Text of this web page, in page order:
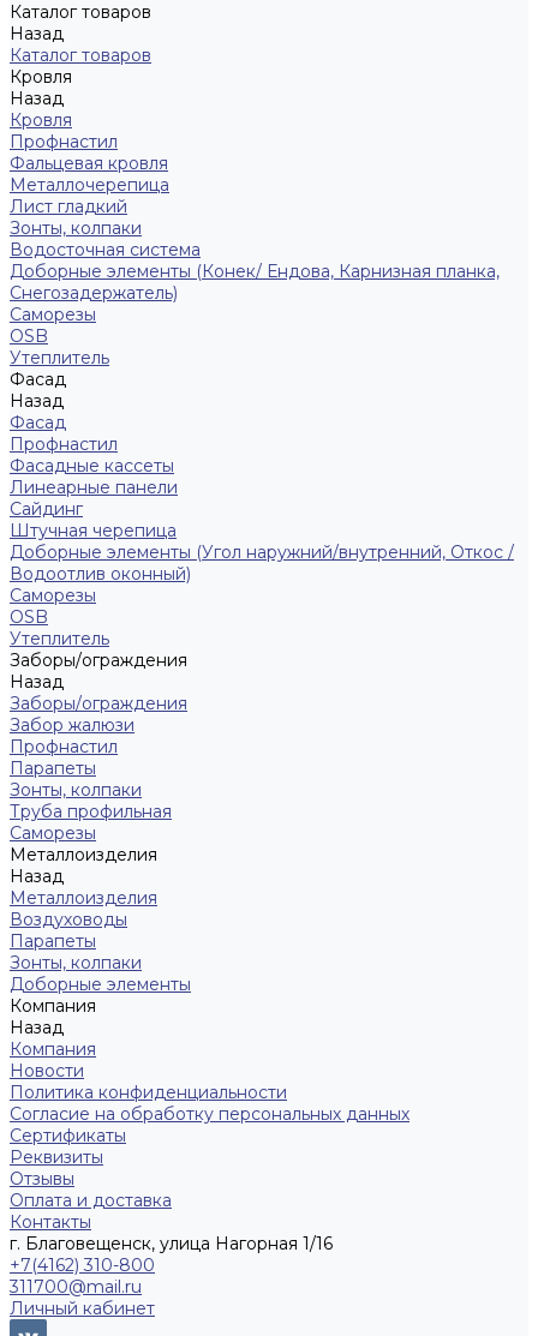
Каталог товаров
Назад
Каталог товаров
Кровля
Назад
Кровля
Профнастил
Фальцевая кровля
Металлочерепица
Лист гладкий
Зонты, колпаки
Водосточная система
Доборные элементы (Конек/ Ендова, Карнизная планка,
Снегозадержатель)
Саморезы
ОSB
Утеплитель
Фасад
Назад
Фасад
Профнастил
Фасадные кассеты
Линеарные панели
Сайдинг
Штучная черепица
Доборные элементы (Угол наружний/внутренний, Откос /
Водоотлив оконный)
Саморезы
OSB
Утеплитель
Заборы/ограждения
Назад
Заборы/ограждения
Забор жалюзи
Профнастил
Парапеты
Зонты, колпаки
Труба профильная
Саморезы
Металлоизделия
Назад
Металлоизделия
Воздуховоды
Парапеты
Зонты, колпаки
Доборные элементы
Компания
Назад
Компания
Новости
Политика конфиденциальности
Согласие на обработку персональных данных
Сертификаты
Реквизиты
Отзывы
Оплата и доставка
Контакты
г. Благовещенск, улица Нагорная 1/16
+7(4162) 310-800
311700@mail.ru
Личный кабинет